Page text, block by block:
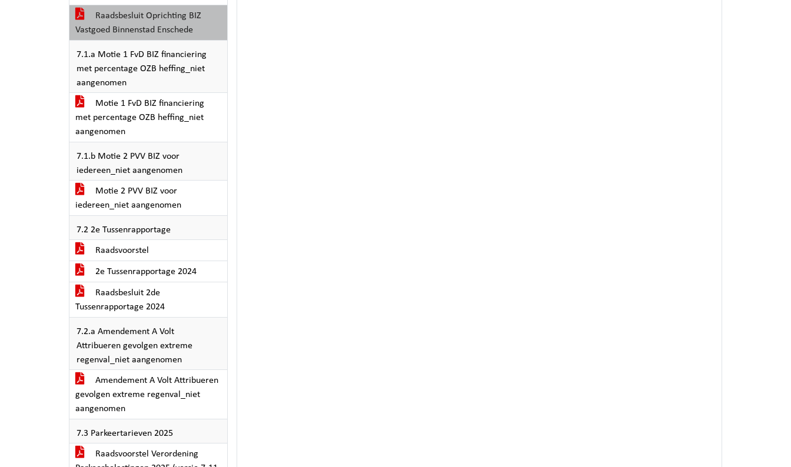
Raadsbesluit Oprichting BIZ
Vastgoed Binnenstad Enschede
7.1.a Motie 1 FvD BIZ financiering
met percentage OZB heffing_niet
aangenomen
Motie 1 FvD BIZ financiering
met percentage OZB heffing_niet
aangenomen
7.1.b Motie 2 PVV BIZ voor
iedereen_niet aangenomen
Motie 2 PVV BIZ voor
iedereen_niet aangenomen
7.2 2e Tussenrapportage
Raadsvoorstel
2e Tussenrapportage 2024
Raadsbesluit 2de
Tussenrapportage 2024
7.2.a Amendement A Volt
Attribueren gevolgen extreme
regenval_niet aangenomen
Amendement A Volt Attribueren
gevolgen extreme regenval_niet
aangenomen
7.3 Parkeertarieven 2025
Raadsvoorstel Verordening